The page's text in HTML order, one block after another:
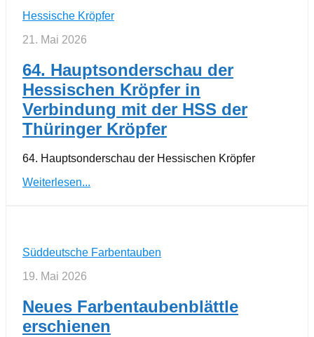
Hessische Kröpfer
21. Mai 2026
64. Hauptsonderschau der
Hessischen Kröpfer in
Verbindung mit der HSS der
Thüringer Kröpfer
64. Hauptsonderschau der Hessischen Kröpfer
Weiterlesen...
Süddeutsche Farbentauben
19. Mai 2026
Neues Farbentaubenblättle
erschienen